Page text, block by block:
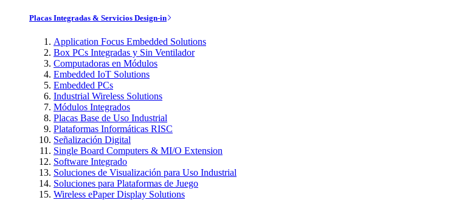
Placas Integradas & Servicios Design-in
Application Focus Embedded Solutions
Box PCs Integradas y Sin Ventilador
Computadoras en Módulos
Embedded IoT Solutions
Embedded PCs
Industrial Wireless Solutions
Módulos Integrados
Placas Base de Uso Industrial
Plataformas Informáticas RISC
Señalización Digital
Single Board Computers & MI/O Extension
Software Integrado
Soluciones de Visualización para Uso Industrial
Soluciones para Plataformas de Juego
Wireless ePaper Display Solutions